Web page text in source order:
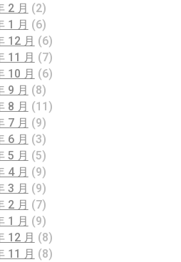
2 月 (2)
1 月 (6)
12 月 (6)
11 月 (7)
10 月 (6)
9 月 (8)
8 月 (11)
7 月 (9)
6 月 (3)
5 月 (5)
4 月 (9)
3 月 (9)
2 月 (7)
1 月 (9)
12 月 (8)
11 月 (8)